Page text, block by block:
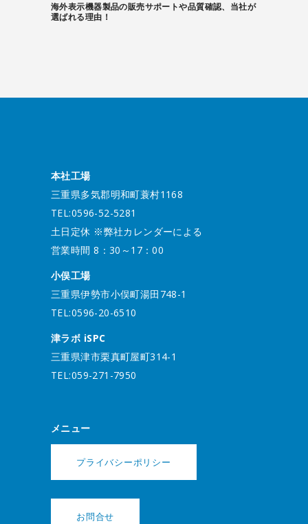
海外表示機器製品の販売サポートや品質確認、当社が
選ばれる理由！
本社工場
三重県多気郡明和町蓑村1168
TEL:0596-52-5281
土日定休 ※弊社カレンダーによる
営業時間 8：30～17：00
小俣工場
三重県伊勢市小俣町湯田748-1
TEL:0596-20-6510
津ラボ iSPC
三重県津市栗真町屋町314-1
TEL:059-271-7950
メニュー
プライバシーポリシー
お問合せ